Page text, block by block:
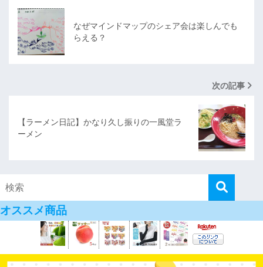
なぜマインドマップのシェア会は楽しんでも
らえる？
次の記事
【ラーメン日記】かなり久し振りの一風堂ラ
ーメン
オススメ商品